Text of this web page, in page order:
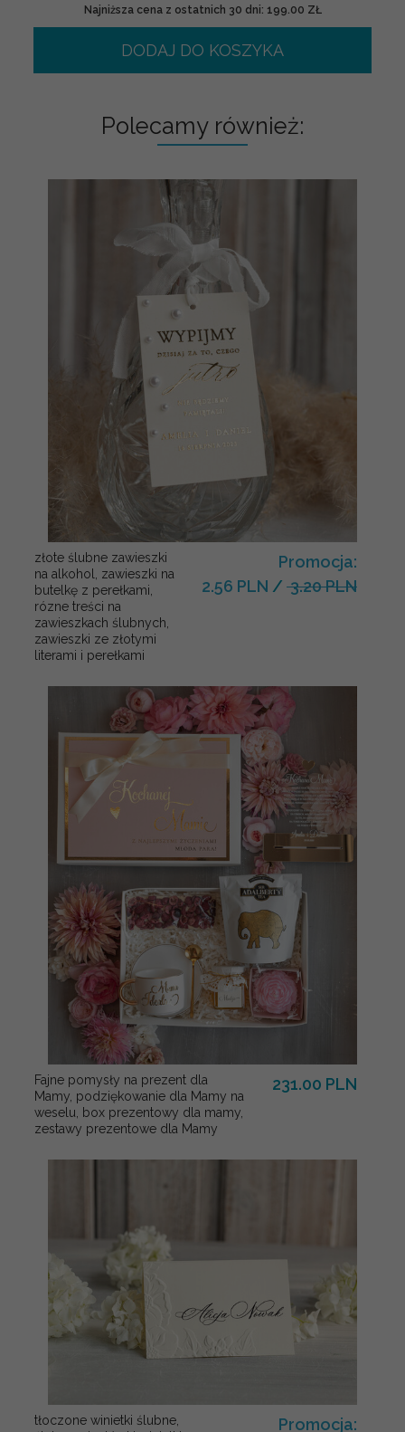
Najniższa cena z ostatnich 30 dni: 199.00 ZŁ
DODAJ DO KOSZYKA
Polecamy również:
złote ślubne zawieszki
na alkohol, zawieszki na
butelkę z perełkami,
rózne treści na
zawieszkach ślubnych,
zawieszki ze złotymi
literami i perełkami
Promocja:
2.56 PLN / 3.20 PLN
Fajne pomysły na prezent dla
Mamy, podziękowanie dla Mamy na
weselu, box prezentowy dla mamy,
zestawy prezentowe dla Mamy
231.00 PLN
tłoczone winietki ślubne,
Promocja: